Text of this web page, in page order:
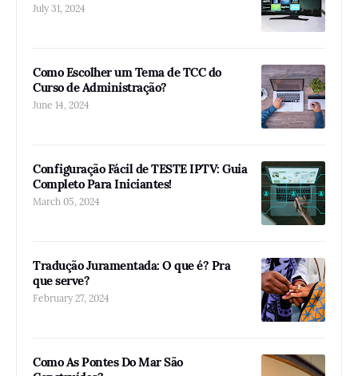
July 31, 2024
Como Escolher um Tema de TCC do
Curso de Administração?
June 14, 2024
Configuração Fácil de TESTE IPTV: Guia
Completo Para Iniciantes!
March 05, 2024
Tradução Juramentada: O que é? Pra
que serve?
February 27, 2024
Como As Pontes Do Mar São